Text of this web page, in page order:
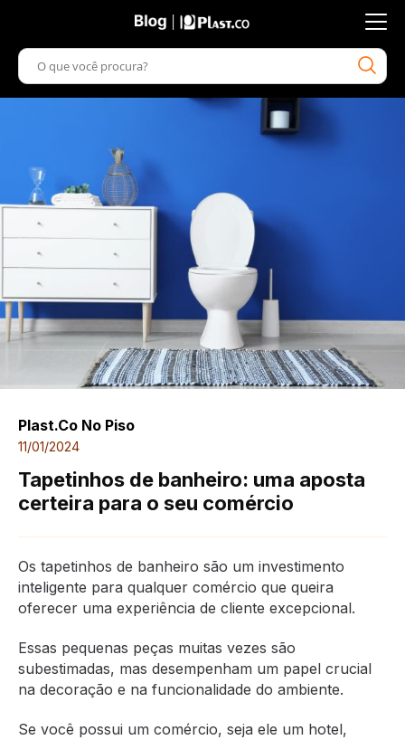
Plast.co No Piso
11/01/2024
Tapetinhos de banheiro: uma aposta
certeira para o seu comércio
Os tapetinhos de banheiro são um investimento
inteligente para qualquer comércio que queira
oferecer uma experiência de cliente excepcional.
Essas pequenas peças muitas vezes são
subestimadas, mas desempenham um papel crucial
na decoração e na funcionalidade do ambiente.
Se você possui um comércio, seja ele um hotel,